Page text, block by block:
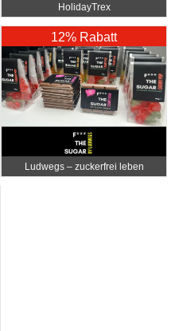
HolidayTrex
12% Rabatt
Ludwegs – zuckerfrei leben